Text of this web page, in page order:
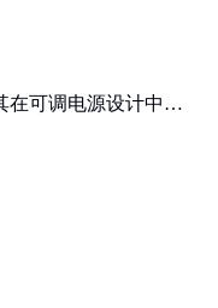
在可调电源设计中的